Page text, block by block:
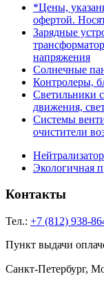
*Цены,
офертой.
Зарядные
напряжения
Солнечные
Контролеры,
Светильники
движения,
Системы
очистители
Экологичная
Контакты
Тел.: +7 (812) 938-
Пункт выдачи
Санкт-Петербург,